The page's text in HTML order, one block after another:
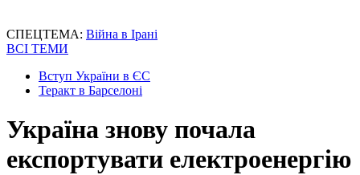
СПЕЦТЕМА: Війна в Ірані
ВСІ ТЕМИ
Вступ України в ЄС
Теракт в Барселоні
Україна знову почала
експортувати електроенергію